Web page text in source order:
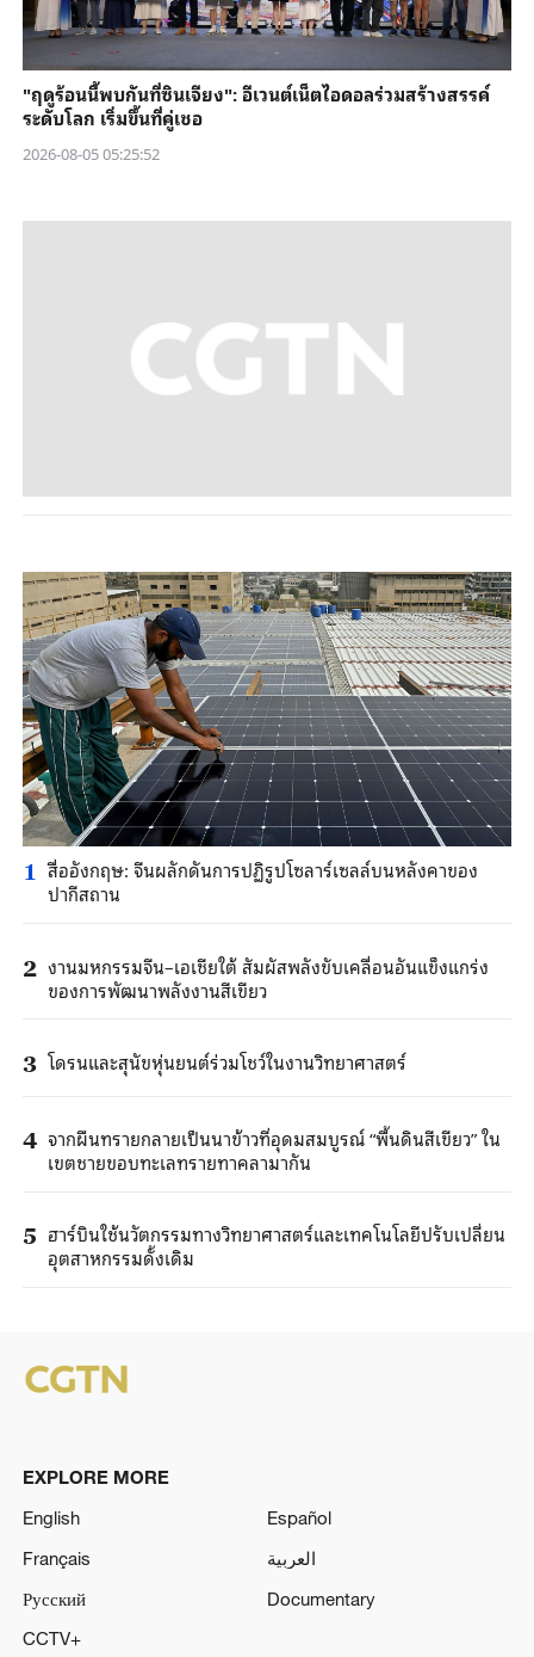
"ฤดูร้อนนี้พบกันที่ซินเจียง": อีเวนต์เน็ตไอดอลร่วมสร้างสรรค์
ระดับโลก เริ่มขึ้นที่คู่เชอ
2026-08-05 05:25:52
1 สื่ออังกฤษ: จีนผลักดันการปฏิรูปโซลาร์เซลล์บนหลังคาของ
ปากีสถาน
2 งานมหกรรมจีน–เอเชียใต้ สัมผัสพลังขับเคลื่อนอันแข็งแกร่ง
ของการพัฒนาพลังงานสีเขียว
3 โดรนและสุนัขหุ่นยนต์ร่วมโชว์ในงานวิทยาศาสตร์
4 จากผืนทรายกลายเป็นนาข้าวที่อุดมสมบูรณ์ “พื้นดินสีเขียว” ใน
เขตชายขอบทะเลทรายทาคลามากัน
5 ฮาร์บินใช้นวัตกรรมทางวิทยาศาสตร์และเทคโนโลยีปรับเปลี่ยน
อุตสาหกรรมดั้งเดิม
EXPLORE MORE
English
Español
Français
العربية
Русский
Documentary
CCTV+